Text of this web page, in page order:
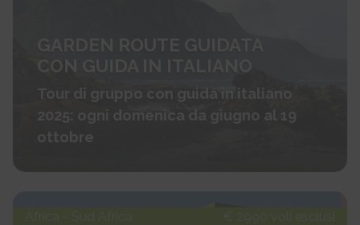
GARDEN ROUTE GUIDATA
CON GUIDA IN ITALIANO
Tour di gruppo con guida in italiano
2025: ogni domenica da giugno al 19
ottobre
Africa - Sud Africa € 2990 voli esclusi